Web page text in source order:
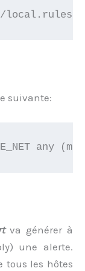
suivante:
va générer à
une alerte.
tous les hôtes